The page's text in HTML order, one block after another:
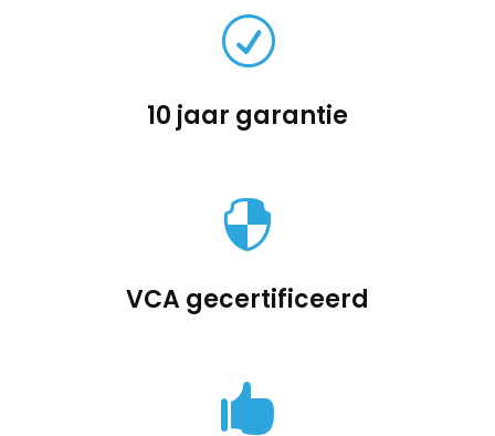
R
10 jaar garantie

VCA gecertificeerd
